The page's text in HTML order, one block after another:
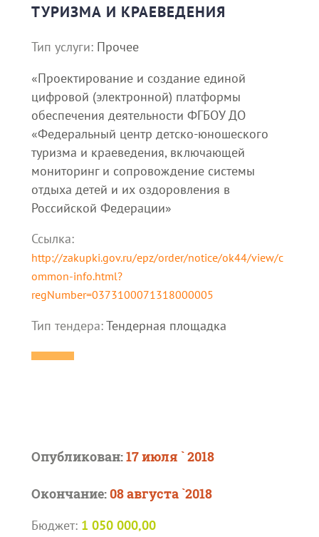
ТУРИЗМА И КРАЕВЕДЕНИЯ
Тип услуги: Прочее
«Проектирование и создание единой
цифровой (электронной) платформы
обеспечения деятельности ФГБОУ ДО
«Федеральный центр детско-юношеского
туризма и краеведения, включающей
мониторинг и сопровождение системы
отдыха детей и их оздоровления в
Российской Федерации»
Ссылка:
http://zakupki.gov.ru/epz/order/notice/ok44/view/c
ommon-info.html?
regNumber=0373100071318000005
Тип тендера:Тендерная площадка
Опубликован:17 июля ` 2018
Окончание:08 августа `2018
Бюджет: 1 050 000,00